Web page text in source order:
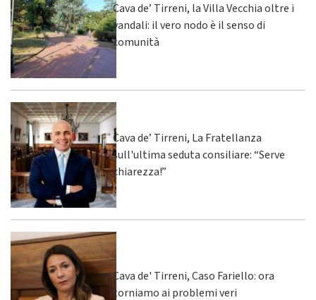
Cava de’ Tirreni, la Villa Vecchia oltre i
vandali: il vero nodo è il senso di
comunità
Cava de’ Tirreni, La Fratellanza
sull'ultima seduta consiliare: “Serve
chiarezza!”
Cava de' Tirreni, Caso Fariello: ora
torniamo ai problemi veri